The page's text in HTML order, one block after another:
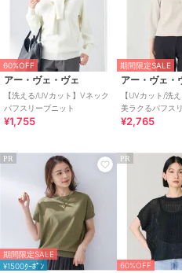
60%OFF
アー・ヴェ・ヴェ
【洗える/UVカット】Vネック
パフスリーブニット
¥1,755
期間限定SALE
アー・ヴェ・
【UVカット/洗
美ラクるパフス
¥2,765
PR
期間限定SALE
¥1500ｸｰﾎﾟﾝ
PR
60%OFF